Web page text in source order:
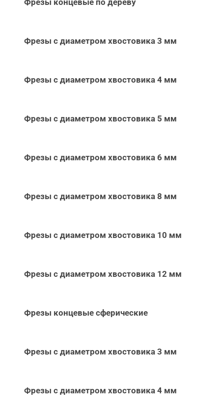
Фрезы концевые по дереву
Фрезы с диаметром хвостовика 3 мм
Фрезы с диаметром хвостовика 4 мм
Фрезы с диаметром хвостовика 5 мм
Фрезы с диаметром хвостовика 6 мм
Фрезы с диаметром хвостовика 8 мм
Фрезы с диаметром хвостовика 10 мм
Фрезы с диаметром хвостовика 12 мм
Фрезы концевые сферические
Фрезы с диаметром хвостовика 3 мм
Фрезы с диаметром хвостовика 4 мм